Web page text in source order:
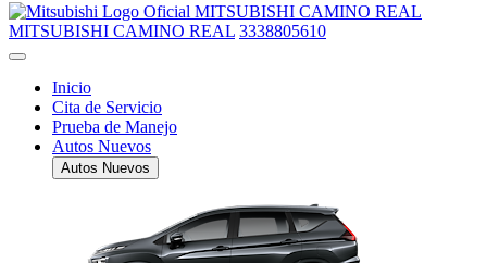
MITSUBISHI CAMINO REAL
MITSUBISHI CAMINO REAL 3338805610
Inicio
Cita de Servicio
Prueba de Manejo
Autos Nuevos
Autos Nuevos